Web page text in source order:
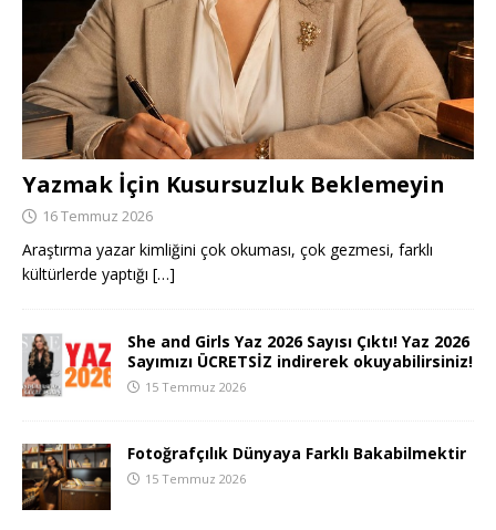
Yazmak İçin Kusursuzluk Beklemeyin
16 Temmuz 2026
Araştırma yazar kimliğini çok okuması, çok gezmesi, farklı
kültürlerde yaptığı […]
She and Girls Yaz 2026 Sayısı Çıktı! Yaz 2026
Sayımızı ÜCRETSİZ indirerek okuyabilirsiniz!
15 Temmuz 2026
Fotoğrafçılık Dünyaya Farklı Bakabilmektir
15 Temmuz 2026